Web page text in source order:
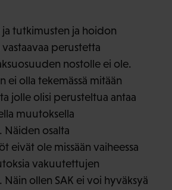
tutkimusten ja hoidon
perustetta
nostolle ei ole.
ei olla tekemässä mitään
jolle olisi perusteltua antaa
muutoksella
Näiden osalta
eivät ole missään vaiheessa
vakuutettujen
Näin ollen SAK ei voi hyväksyä